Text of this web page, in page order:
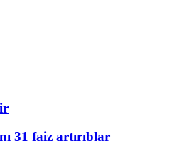
31 faiz artırıblar